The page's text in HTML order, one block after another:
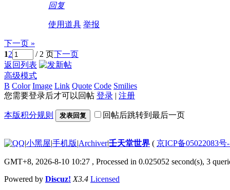
回复
使用道具 举报
下一页 »
12 / 2 页下一页
返回列表
高级模式
B Color Image Link Quote Code Smilies
您需要登录后才可以回帖 登录 | 注册
本版积分规则 发表回复 回帖后跳转到最后一页
|小黑屋|手机版|Archiver|壬天堂世界 ( 京ICP备05022083号
GMT+8, 2026-8-10 10:27 , Processed in 0.025052 second(s), 3
Powered by Discuz! X3.4 Licensed